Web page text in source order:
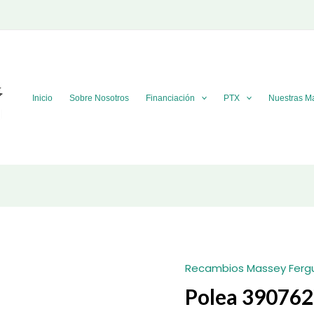
Inicio Sobre Nosotros Financiación PTX Nuestras
Recambios Massey
Polea